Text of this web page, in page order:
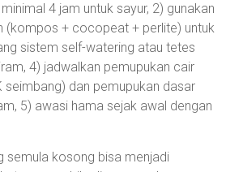
4 jam untuk sayur, 2) gunakan
(kompos + cocopeat + perlite) untuk
sistem self-watering atau tetes
4) jadwalkan pemupukan cair
seimbang) dan pemupukan dasar
5) awasi hama sejak awal dengan
semula kosong bisa menjadi